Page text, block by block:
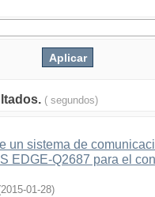
( segundos)
un sistema de
EDGE-Q2687 para el
2015-01-28)